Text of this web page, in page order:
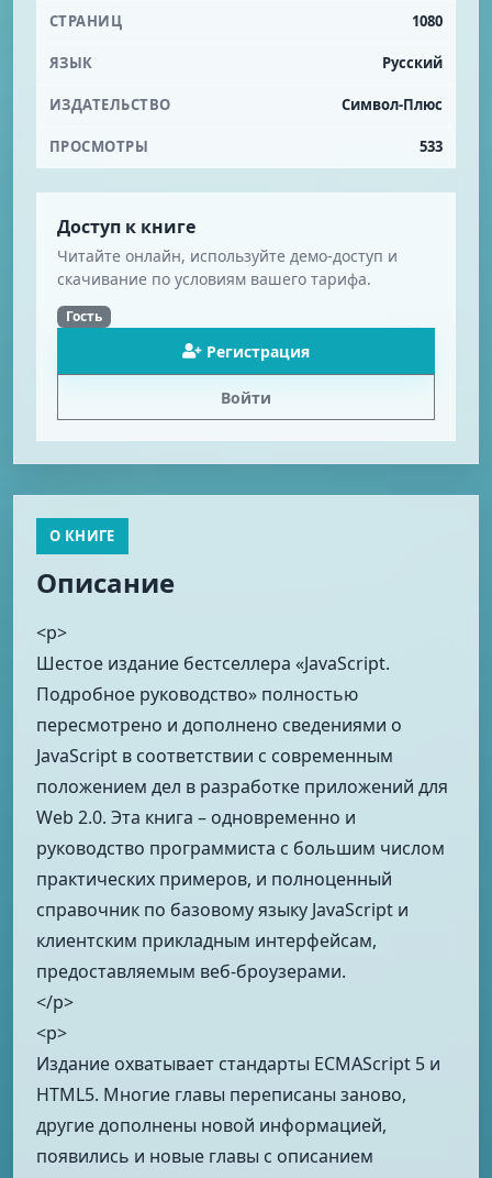
СТРАНИЦ 1080
ЯЗЫК Русский
ИЗДАТЕЛЬСТВО Символ-Плюс
ПРОСМОТРЫ 533
Доступ к книге
Читайте онлайн, используйте демо-доступ и
скачивание по условиям вашего тарифа.
Гость
Регистрация
Войти
О КНИГЕ
Описание
<p>
Шестое издание бестселлера «JavaScript.
Подробное руководство» полностью
пересмотрено и дополнено сведениями о
JavaScript в соответствии с современным
положением дел в разработке приложений для
Web 2.0. Эта книга – одновременно и
руководство программиста с большим числом
практических примеров, и полноценный
справочник по базовому языку JavaScript и
клиентским прикладным интерфейсам,
предоставляемым веб-броузерами.
</p>
<p>
Издание охватывает стандарты ECMAScript 5 и
HTML5. Многие главы переписаны заново,
другие дополнены новой информацией,
появились и новые главы с описанием